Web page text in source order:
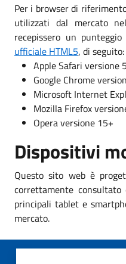
Per i browser di
utilizzati dal mercato
recepissero un
ufficiale HTML5, di seguito:
Apple Safari versione
Google Chrome
Microsoft Internet
Mozilla Firefox
Opera versione 15+
Dispositivi
Questo sito web è
correttamente
principali tablet e
mercato.